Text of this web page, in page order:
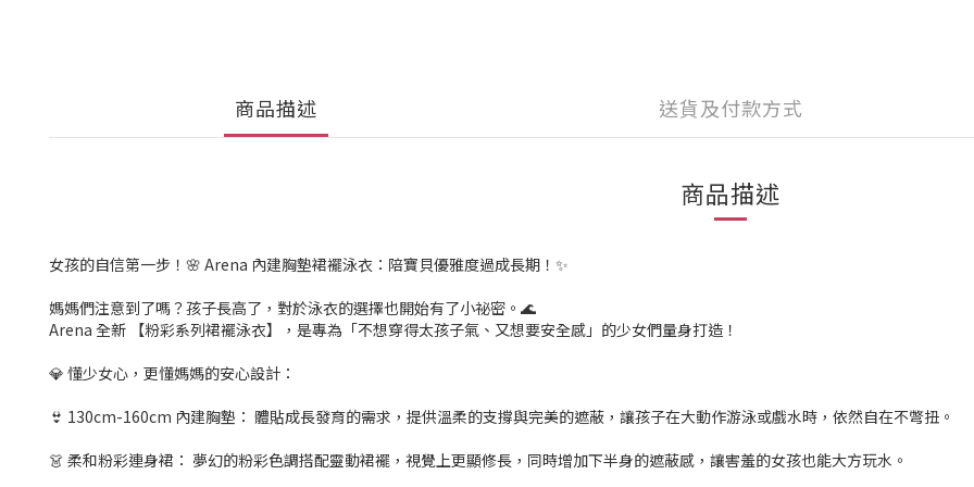
商品描述 送貨及付款方式
商品描述
女孩的自信第一步！🌸 Arena 內建胸墊裙襬泳衣：陪寶貝優雅度過成長期！✨
媽媽們注意到了嗎？孩子長高了，對於泳衣的選擇也開始有了小祕密。🌊
Arena 全新 【粉彩系列裙襬泳衣】，是專為「不想穿得太孩子氣、又想要安全感」的少女們量身打造！
💎 懂少女心，更懂媽媽的安心設計：
👙 130cm-160cm 內建胸墊： 體貼成長發育的需求，提供溫柔的支撐與完美的遮蔽，讓孩子在大動作游泳或戲水時，依然自在不彆扭。
👗 柔和粉彩連身裙： 夢幻的粉彩色調搭配靈動裙襬，視覺上更顯修長，同時增加下半身的遮蔽感，讓害羞的女孩也能大方玩水。